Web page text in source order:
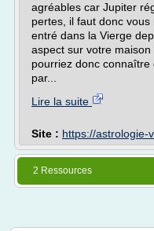
agréables car Jupiter
pertes, il faut donc
entré dans la Vierge
aspect sur votre
pourriez donc
par...
Lire la suite
Site : https://astrologie-
2 Ressources